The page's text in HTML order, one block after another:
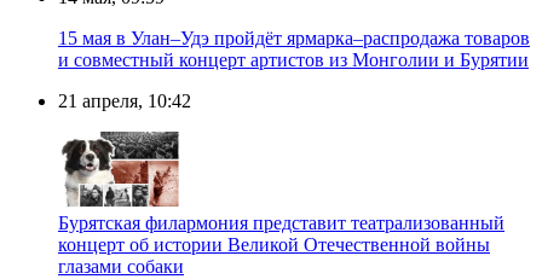
15 мая в Улан–Удэ пройдёт ярмарка–распродажа товаров
и совместный концерт артистов из Монголии и Бурятии
21 апреля, 10:42
Бурятская филармония представит театрализованный
концерт об истории Великой Отечественной войны
глазами собаки